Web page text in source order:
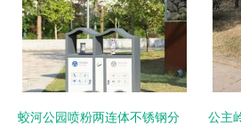
蛟河公园喷粉两连体不锈钢分
公主